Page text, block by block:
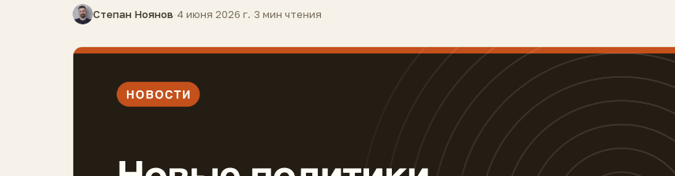
Степан Ноянов·4 июня 2026 г.·3 мин чтения